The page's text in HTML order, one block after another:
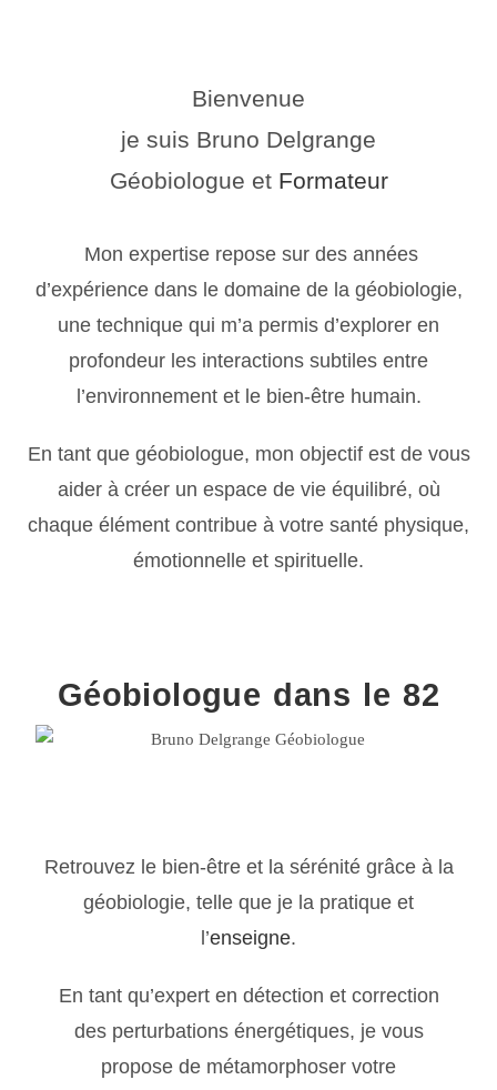
Bienvenue
je suis Bruno Delgrange
Géobiologue et Formateur
Mon expertise repose sur des années
d’expérience dans le domaine de la géobiologie,
une technique qui m’a permis d’explorer en
profondeur les interactions subtiles entre
l’environnement et le bien-être humain.
En tant que géobiologue, mon objectif est de vous
aider à créer un espace de vie équilibré, où
chaque élément contribue à votre santé physique,
émotionnelle et spirituelle.
Géobiologue dans le 82
Retrouvez le bien-être et la sérénité grâce à la
géobiologie, telle que je la pratique et
l’enseigne.
En tant qu’expert en détection et correction
des perturbations énergétiques, je vous
propose de métamorphoser votre